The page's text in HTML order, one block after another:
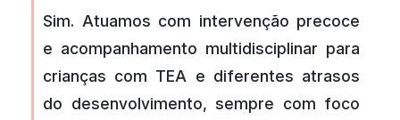
Sim. Atuamos com intervenção precoce
e acompanhamento multidisciplinar para
crianças com TEA e diferentes atrasos
do desenvolvimento, sempre com foco